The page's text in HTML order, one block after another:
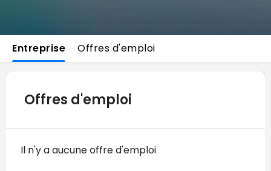
Entreprise Offres d'emploi
Offres d'emploi
Il n'y a aucune offre d'emploi